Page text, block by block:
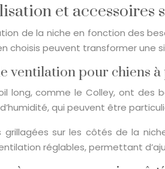
et accessoires
de la niche en fonction des
choisis peuvent transformer une
ventilation pour chiens
long, comme le Colley, ont
qui peuvent être
grillagées sur les côtés de la
réglables, permettant